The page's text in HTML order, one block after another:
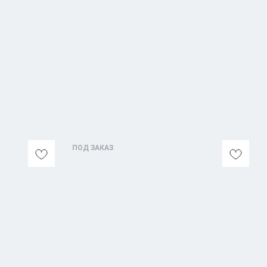
ПОД ЗАКАЗ